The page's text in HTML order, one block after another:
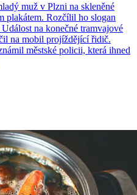
muž v Plzni na skleněné
plakátem. Rozčílil ho slogan
na konečné tramvajové
na mobil projíždějící řidič.
městské policii, která ihned